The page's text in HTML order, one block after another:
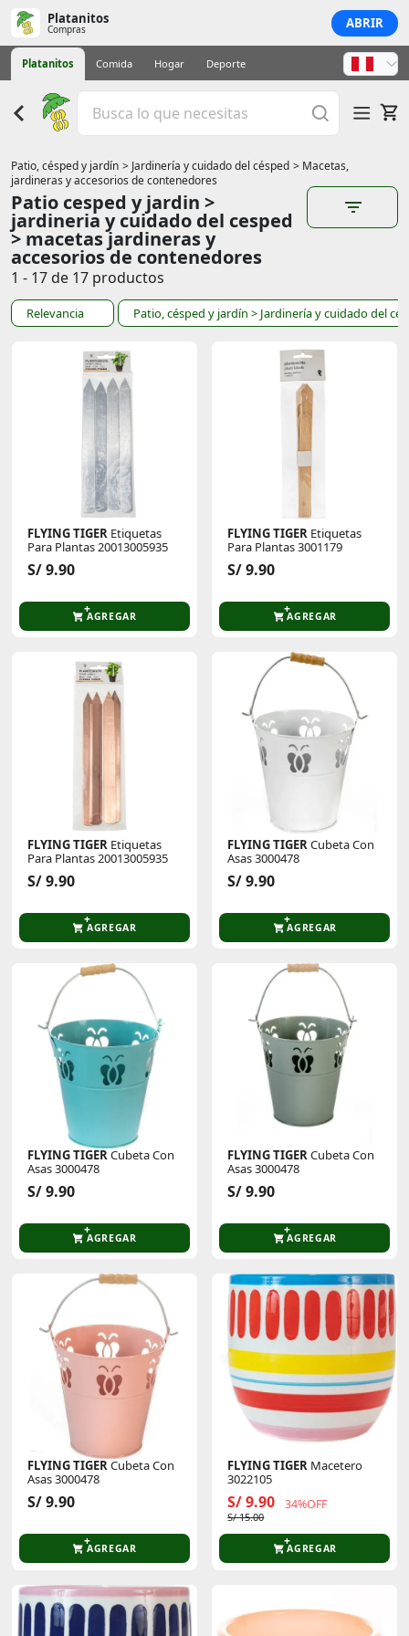
Platanitos
Compras ABRIR
Platanitos Comida Hogar Deporte
Patio, césped y jardín > Jardinería y cuidado del césped > Macetas,
jardineras y accesorios de contenedores
Patio cesped y jardin >
jardineria y cuidado del cesped
> macetas jardineras y
accesorios de contenedores
1 - 17 de 17 productos
Relevancia Patio, césped y jardín > Jardinería y cuidado del
FLYING TIGER Etiquetas
Para Plantas 20013005935
S/ 9.90
AGREGAR
FLYING TIGER Etiquetas
Para Plantas 3001179
S/ 9.90
AGREGAR
FLYING TIGER Etiquetas
Para Plantas 20013005935
S/ 9.90
AGREGAR
FLYING TIGER Cubeta Con
Asas 3000478
S/ 9.90
AGREGAR
FLYING TIGERCubeta Con
Asas 3000478
S/ 9.90
AGREGAR
FLYING TIGERCubeta Con
Asas 3000478
S/ 9.90
AGREGAR
FLYING TIGERCubeta Con
Asas 3000478
S/ 9.90
AGREGAR
FLYING TIGER Macetero
3022105
S/ 9.90 34%OFF
S/ 15.00
AGREGAR